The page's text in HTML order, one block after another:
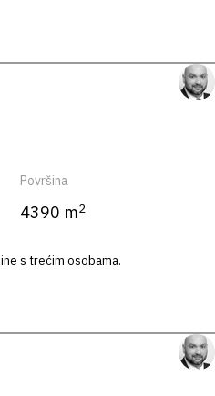
Površina
4390 m2
s trećim osobama.